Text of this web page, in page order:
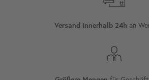
Versand innerhalb 24h an